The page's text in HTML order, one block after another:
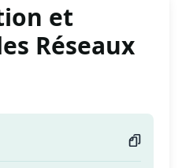
et
Réseaux